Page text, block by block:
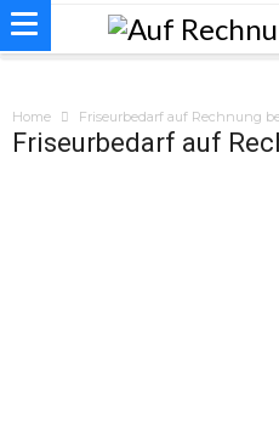
Home Friseurbedarf auf Rechnung
Friseurbedarf auf